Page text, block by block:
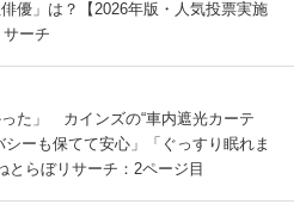
優」は？【2026年版・人気投票実施
ーチ
った」 カインズの“車内遮光カーテ
ーも保てて安心」「ぐっすり眠れま
とらぼリサーチ：2ページ目